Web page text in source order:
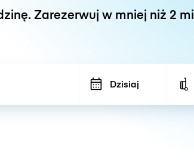
Zarezerwuj w mniej niż 2
Dzisiaj